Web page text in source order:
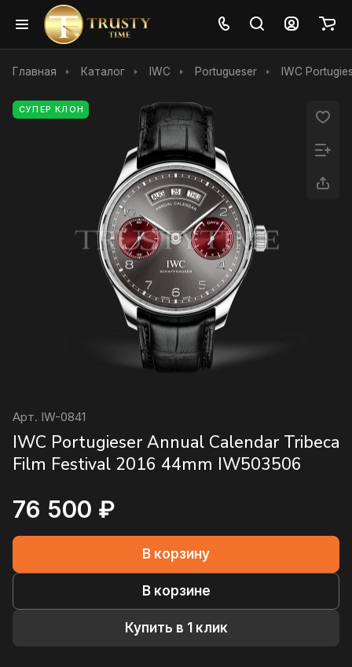
Главная Каталог IWC Portugueser IWC
СУПЕР КЛОН
Арт. IW-0841
IWC Portugieser Annual Calendar Tribeca
Film Festival 2016 44mm IW503506
76 500 ₽
В корзину
В корзине
Купить в 1 клик